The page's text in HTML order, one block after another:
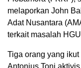
melaporkan John
Adat Nusantara
terkait masalah
Tiga orang yang
Antonius Toni